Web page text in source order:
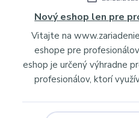
Nový eshop len pre
Vitajte na
eshope pre
eshop je určený výhradne
profesionálov, ktorí